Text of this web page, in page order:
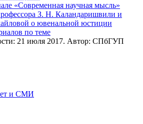
«Современная научная мысль»
З. Н. Каландаришвили и
о ювенальной юстиции
по теме
21 июля 2017. Автор: СПбГУП
и СМИ